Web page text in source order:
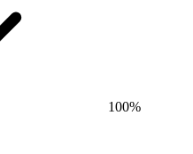
100%